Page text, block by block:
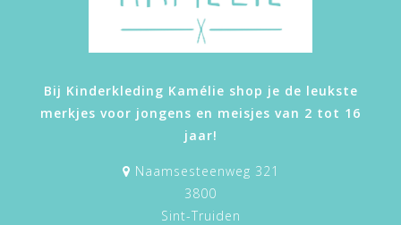
Bij Kinderkleding Kamélie shop je de leukste
merkjes voor jongens en meisjes van 2 tot 16
jaar!
Naamsesteenweg 321
3800
Sint-Truiden